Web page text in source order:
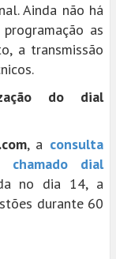
Ainda não há
as
a transmissão
do dial
, a consulta
chamado dial
no dia 14, a
durante 60